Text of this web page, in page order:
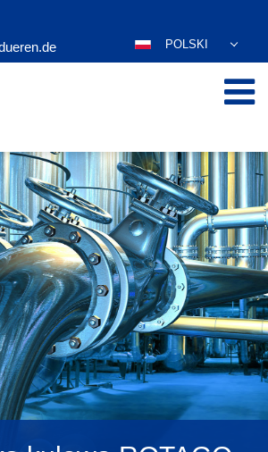
POLSKI
FRANÇAIS
ITALIANO
عربي
한국어
日本語
ČEŠTINA
PORTUGUÊS
РУССКИЙ
TÜRKÇE
MAGYAR
NEDERLANDS